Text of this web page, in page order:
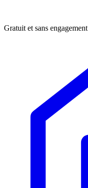
Gratuit et sans engagement